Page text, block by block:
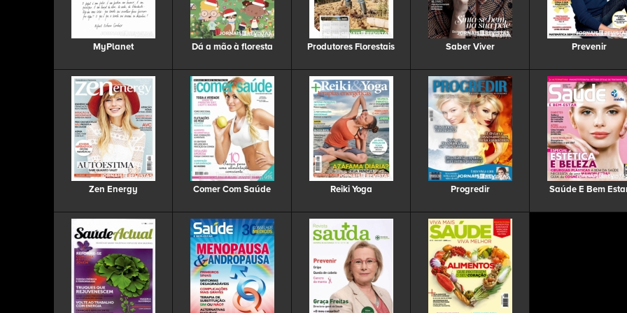
MyPlanet Dá a mão à floresta Produtores Florestais Saber Viver Prevenir
Zen Energy Comer Com Saúde Reiki Yoga Progredir Saúde E Bem